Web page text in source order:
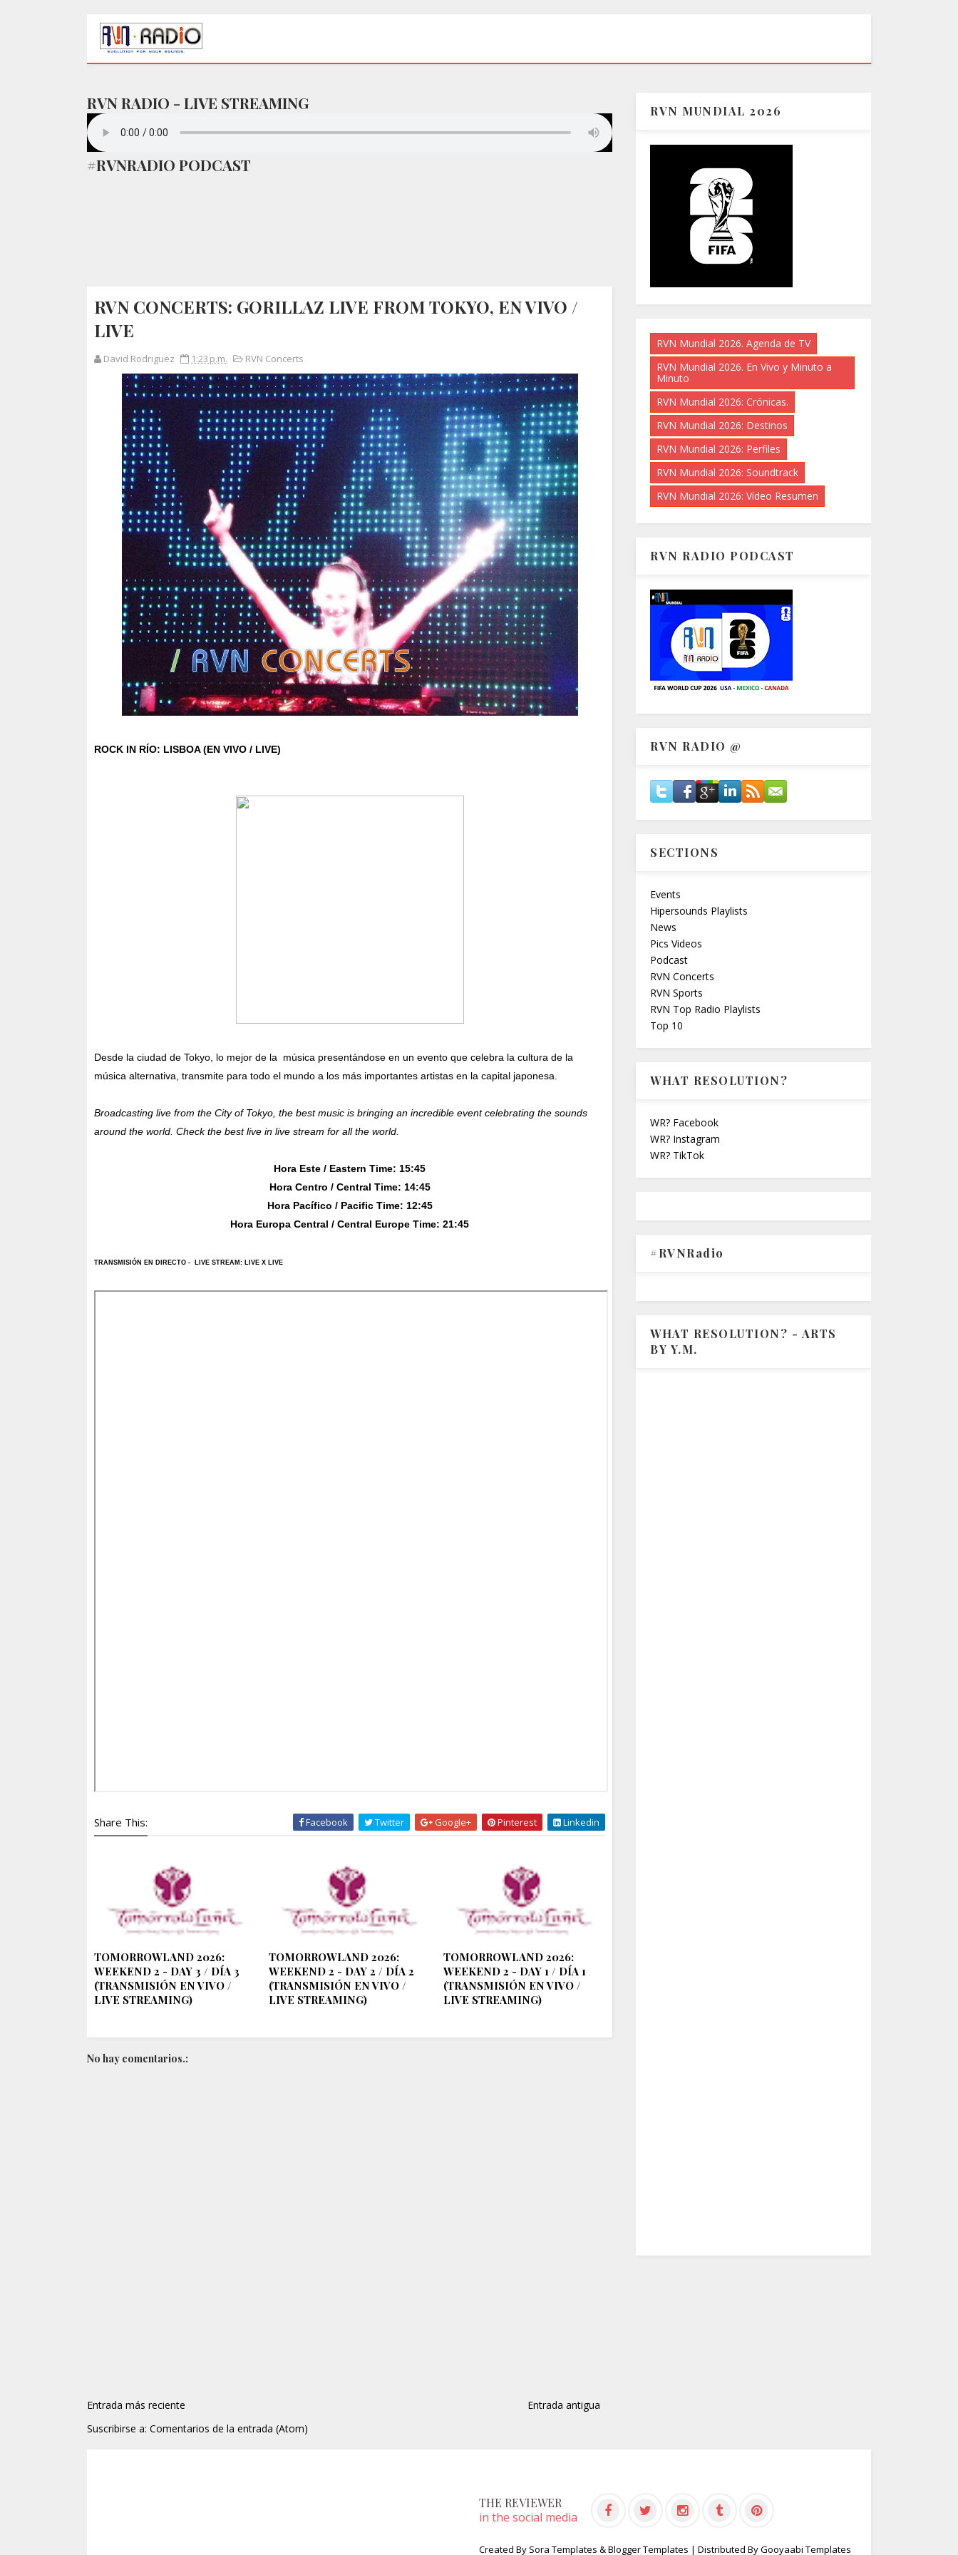
RVN RADIO - LIVE STREAMING
#RVNRADIO PODCAST
RVN CONCERTS: GORILLAZ LIVE FROM TOKYO, EN VIVO /
LIVE
David Rodriguez 1:23 p.m. RVN Concerts
ROCK IN RÍO: LISBOA (EN VIVO / LIVE)
Desde la ciudad de Tokyo, lo mejor de la música presentándose en un evento que celebra la cultura de la
música alternativa, transmite para todo el mundo a los más importantes artistas en la capital japonesa.
Broadcasting live from the City of Tokyo, the best music is bringing an incredible event celebrating the sounds
around the world. Check the best live in live stream for all the world.
Hora Este / Eastern Time: 15:45
Hora Centro / Central Time: 14:45
Hora Pacífico / Pacific Time: 12:45
Hora Europa Central / Central Europe Time: 21:45
TRANSMISIÓN EN DI RECTO - LIVE STREAM: LIVE X LIVE
Share This: Facebook Twitter Google+ Pinterest Linkedin
TOMORROWLAND 2026:
WEEKEND 2 - DAY 3 / DÍA 3
(TRANSMISIÓN EN VIVO /
LIVE STREAMING)
TOMORROWLAND 2026:
WEEKEND 2 - DAY 2 / DÍA 2
(TRANSMISIÓN EN VIVO /
LIVE STREAMING)
TOMORROWLAND 2026:
WEEKEND 2 - DAY 1 / DÍA 1
(TRANSMISIÓN EN VIVO /
LIVE STREAMING)
No hay comentarios.:
Entrada más reciente
Entrada antigua
Suscribirse a: Comentarios de la entrada (Atom)
RVN MUNDIAL 2026
RVN Mundial 2026. Agenda de TV
RVN Mundial 2026. En Vivo y Minuto a
Minuto
RVN Mundial 2026: Crónicas.
RVN Mundial 2026: Destinos
RVN Mundial 2026: Perfiles
RVN Mundial 2026: Soundtrack
RVN Mundial 2026: Vídeo Resumen
RVN RADIO PODCAST
RVN RADIO @
SECTIONS
Events
Hipersounds Playlists
News
Pics Videos
Podcast
RVN Concerts
RVN Sports
RVN Top Radio Playlists
Top 10
WHAT RESOLUTION?
WR? Facebook
WR? Instagram
WR? TikTok
#RVNRadio
WHAT RESOLUTION? - ARTS
BY Y.M.
THE REVIEWER
in the social media
Created By Sora Templates &Blogger Templates | Distributed ByGooyaabi Templates